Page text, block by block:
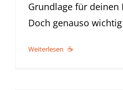
Grundlage für deinen
Doch genauso
Weiterlesen